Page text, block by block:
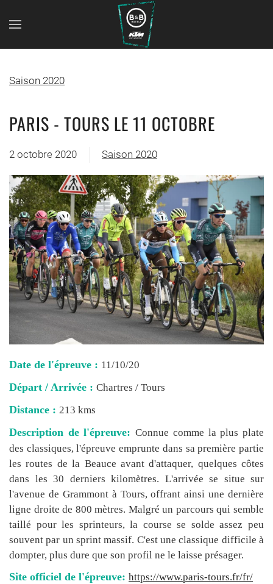
Saison 2020
PARIS - TOURS LE 11 OCTOBRE
2 octobre 2020 Saison 2020
Date de l'épreuve : 11/10/20
Départ / Arrivée : Chartres / Tours
Distance : 213 kms
Description de l'épreuve:Connue comme la plus plate
des classiques, l'épreuve emprunte dans sa première partie
les routes de la Beauce avant d'attaquer, quelques côtes
dans les 30 derniers kilomètres. L'arrivée se situe sur
l'avenue de Grammont à Tours, offrant ainsi une dernière
ligne droite de 800 mètres. Malgré un parcours qui semble
taillé pour les sprinteurs, la course se solde assez peu
souvent par un sprint massif. C'est une classique difficile à
dompter, plus dure que son profil ne le laisse présager.
Site officiel de l'épreuve: https://www.paris-tours.fr/fr/